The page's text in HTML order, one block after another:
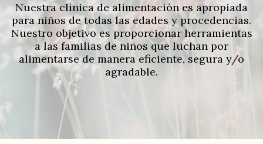
Nuestra clínica de alimentación es apropiada
para niños de todas las edades y procedencias.
Nuestro objetivo es proporcionar herramientas
a las familias de niños que luchan por
alimentarse de manera eficiente, segura y/o
agradable.